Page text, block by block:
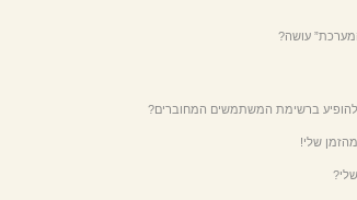
עושה?
ברשימת המשתמשים המחוברים?
שלי!